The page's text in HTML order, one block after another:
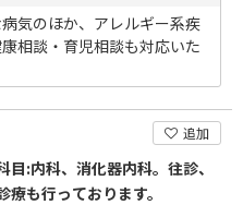
気のほか、アレルギー系疾
相談・育児相談も対応いた
追加
目:内科、消化器内科。往診、
療も行っております。